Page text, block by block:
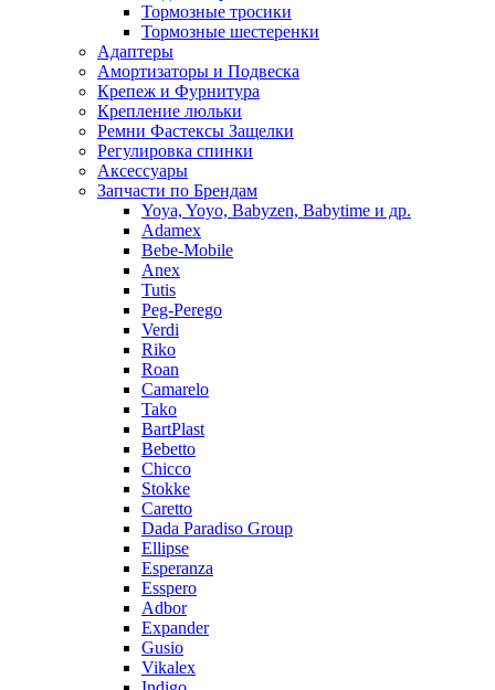
Тормозные тросики
Тормозные шестеренки
Адаптеры
Амортизаторы и Подвеска
Крепеж и Фурнитура
Крепление люльки
Ремни Фастексы Защелки
Регулировка спинки
Аксессуары
Запчасти по Брендам
Yoya, Yoyo, Babyzen, Babytime и др.
Adamex
Bebe-Mobile
Anex
Tutis
Peg-Perego
Verdi
Riko
Roan
Camarelo
Tako
BartPlast
Bebetto
Chicco
Stokke
Caretto
Dada Paradiso Group
Ellipse
Esperanza
Esspero
Adbor
Expander
Gusio
Vikalex